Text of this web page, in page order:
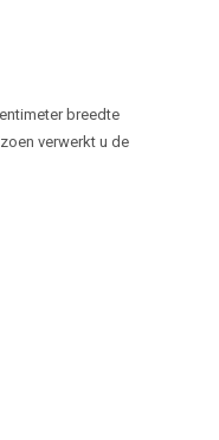
breedte
verwerkt u de